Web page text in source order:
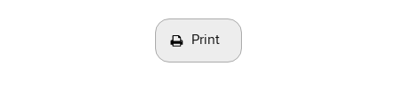
Print